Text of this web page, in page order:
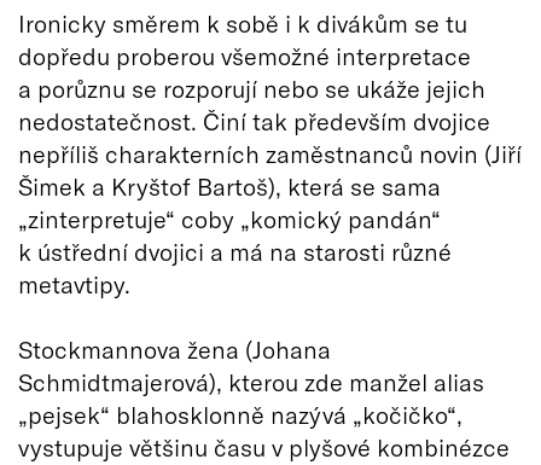
Ironicky směrem k sobě i k divákům se tu
dopředu proberou všemožné interpretace
a porůznu se rozporují nebo se ukáže jejich
nedostatečnost. Činí tak především dvojice
nepříliš charakterních zaměstnanců novin (Jiří
Šimek a Kryštof Bartoš), která se sama
„zinterpretuje“ coby „komický pandán“
k ústřední dvojici a má na starosti různé
metavtipy.
Stockmannova žena (Johana
Schmidtmajerová), kterou zde manžel alias
„pejsek“ blahosklonně nazývá „kočičko“,
vystupuje většinu času v plyšové kombinézce